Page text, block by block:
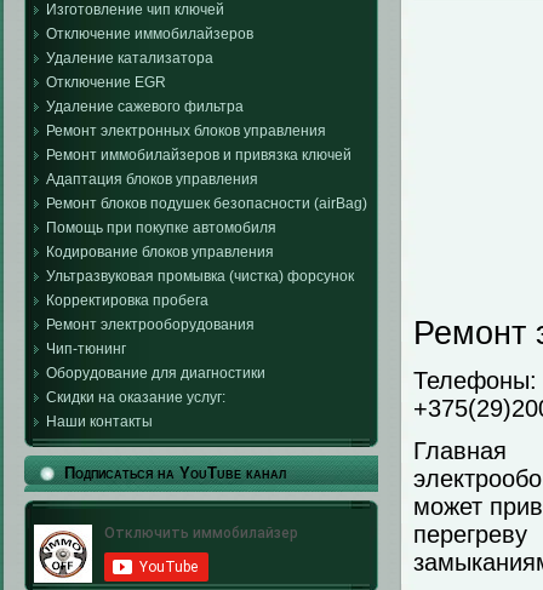
Изготовление чип ключей
Отключение иммобилайзеров
Удаление катализатора
Отключение EGR
Удаление сажевого фильтра
Ремонт электронных блоков управления
Ремонт иммобилайзеров и привязка ключей
Адаптация блоков управления
Ремонт блоков подушек безопасности (airBag)
Помощь при покупке автомобиля
Кодирование блоков управления
Ультразвуковая промывка (чистка) форсунок
Корректировка пробега
Ремонт электрооборудования
Чип-тюнинг
Оборудование для диагностики
Скидки на оказание услуг:
Наши контакты
Подписаться на YouTube канал
Ремонт
Телефоны:
может